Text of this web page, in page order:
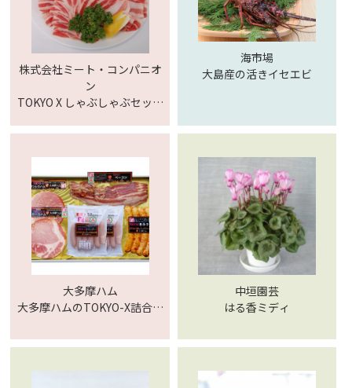
株式会社ミート・コンパニオ
ン
TOKYO X しゃぶしゃぶセット
海市場
大島産の活きイセエビ
大多摩ハム
大多摩ハムのTOKYO-X詰合せ
中垣園芸
はる香ミディ